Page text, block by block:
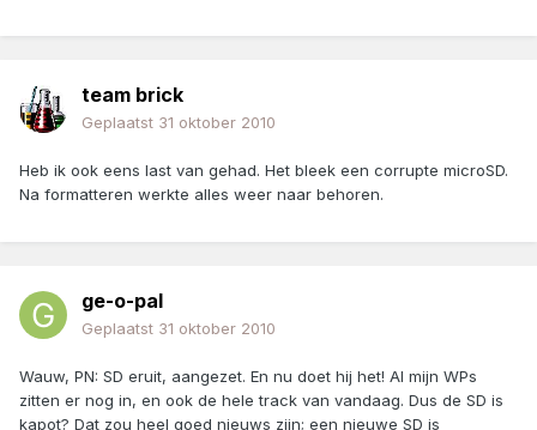
team brick
Geplaatst 31 oktober 2010
Heb ik ook eens last van gehad. Het bleek een corrupte microSD.
Na formatteren werkte alles weer naar behoren.
ge-o-pal
Geplaatst 31 oktober 2010
Wauw, PN: SD eruit, aangezet. En nu doet hij het! Al mijn WPs
zitten er nog in, en ook de hele track van vandaag. Dus de SD is
kapot? Dat zou heel goed nieuws zijn; een nieuwe SD is